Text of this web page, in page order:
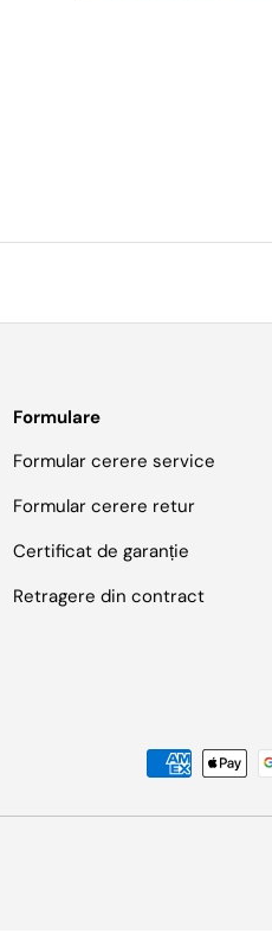
Formulare
Formular cerere service
Formular cerere retur
Certificat de garanție
Retragere din contract